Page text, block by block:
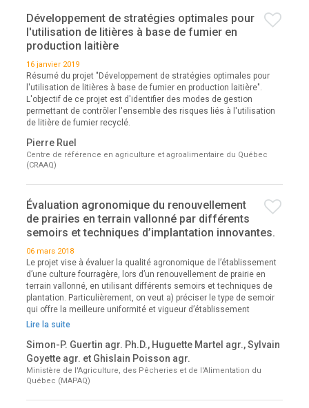
Développement de stratégies optimales pour
l'utilisation de litières à base de fumier en
production laitière
16 janvier 2019
Résumé du projet "Développement de stratégies optimales pour
l'utilisation de litières à base de fumier en production laitière".
L'objectif de ce projet est d'identifier des modes de gestion
permettant de contrôler l'ensemble des risques liés à l'utilisation
de litière de fumier recyclé.
Pierre Ruel
Centre de référence en agriculture et agroalimentaire du Québec
(CRAAQ)
Évaluation agronomique du renouvellement
de prairies en terrain vallonné par différents
semoirs et techniques d’implantation innovantes.
06 mars 2018
Le projet vise à évaluer la qualité agronomique de l’établissement
d’une culture fourragère, lors d’un renouvellement de prairie en
terrain vallonné, en utilisant différents semoirs et techniques de
plantation. Particulièrement, on veut a) préciser le type de semoir
qui offre la meilleure uniformité et vigueur d’établissement
Lire la suite
Simon-P. Guertin agr. Ph.D., Huguette Martel agr., Sylvain
Goyette agr. et Ghislain Poisson agr.
Ministère de l'Agriculture, des Pêcheries et de l'Alimentation du
Québec (MAPAQ)